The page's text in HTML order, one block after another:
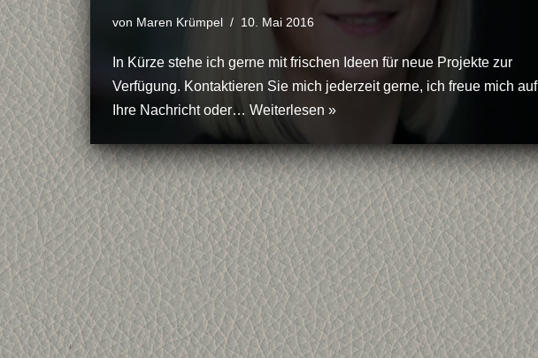
von Maren Krümpel 10. Mai 2016
In Kürze stehe ich gerne mit frischen Ideen für neue Projekte zur
Verfügung. Kontaktieren Sie mich jederzeit gerne, ich freue mich auf
Ihre Nachricht oder… Weiterlesen »